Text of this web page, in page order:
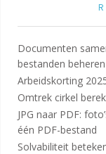
Documenten
bestanden beheren
Arbeidskorting
Omtrek cirkel
JPG naar PDF:
één PDF-bestand
Solvabiliteit